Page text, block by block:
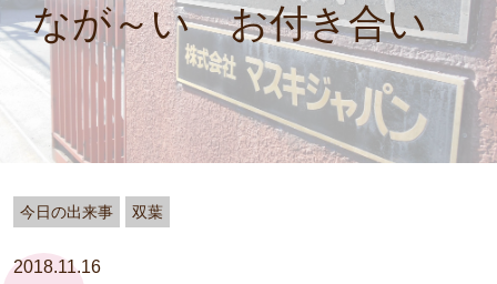
なが～い お付き合い
今日の出来事 双葉
2018.11.16